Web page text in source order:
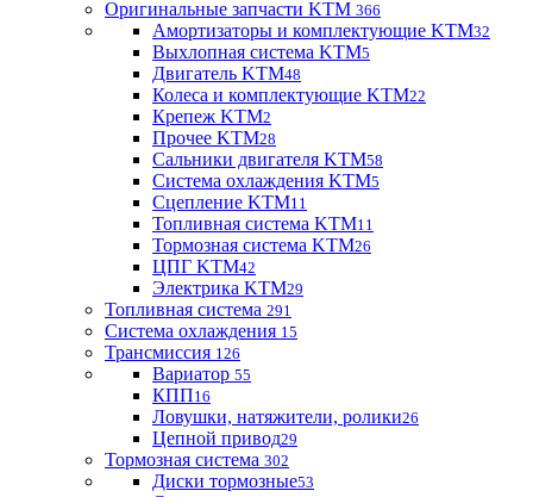
Оригинальные запчасти KTM 366
Амортизаторы и комплектующие KTM32
Выхлопная система KTM5
Двигатель KTM48
Колеса и комплектующие KTM22
Крепеж KTM2
Прочее KTM28
Сальники двигателя KTM58
Система охлаждения KTM5
Сцепление KTM11
Топливная система KTM11
Тормозная система KTM26
ЦПГ KTM42
Электрика KTM29
Топливная система 291
Система охлаждения 15
Трансмиссия 126
Вариатор 55
КПП16
Ловушки, натяжители, ролики26
Цепной привод29
Тормозная система 302
Диски тормозные53